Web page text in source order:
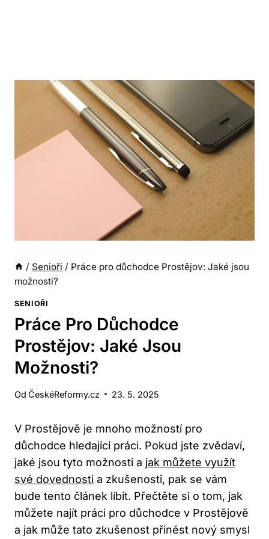
/ Senioři / Práce pro důchodce Prostějov: Jaké jsou
možnosti?
SENIOŘI
Práce Pro Důchodce
Prostějov: Jaké Jsou
Možnosti?
Od ČeskéReformy.cz 23. 5. 2025
V Prostějově je mnoho možností pro
důchodce hledající práci. Pokud jste zvědaví,
jaké jsou tyto možnosti a jak můžete využít
své dovednosti a zkušenosti, pak se vám
bude tento článek líbit. Přečtěte si o tom, jak
můžete najít práci pro důchodce v Prostějově
a jak může tato zkušenost přinést nový smysl